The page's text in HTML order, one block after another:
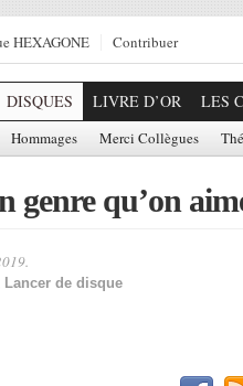
HEXAGONE Contribuer
DISQUES LIVRE D’OR LES
Hommages Merci Collègues
genre qu’on
Lancer de disque